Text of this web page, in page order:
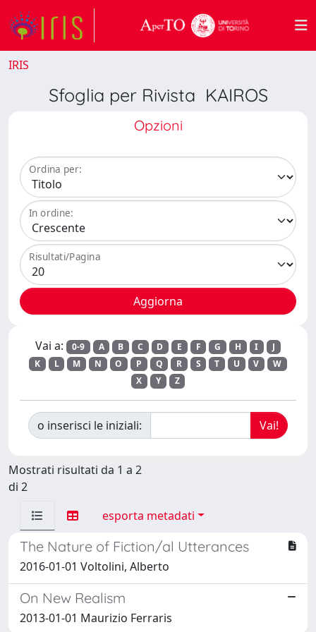
IRIS
Sfoglia per Rivista KAIROS
Opzioni
Ordina per:
In ordine:
Risultati/Pagina
Vai a: 0-9 A B C D E F G H I
J
K
L M N O P Q R S T U V
W
X
Y Z
o inserisci le iniziali:
Mostrati risultati da 1 a 2
di 2
esporta metadati
The Nature of Fiction/al Utterances
2016-01-01 Voltolini, Alberto
On New Realism
2013-01-01 Maurizio Ferraris